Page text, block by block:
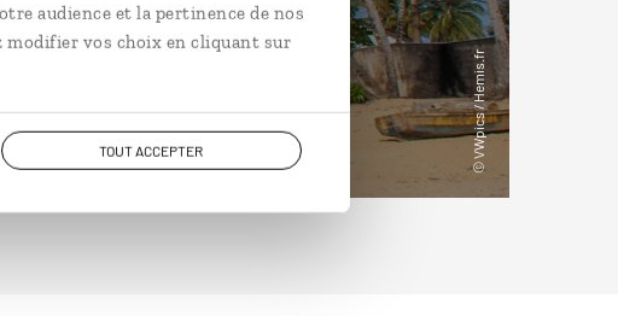
audience et la pertinence de nos
modifier vos choix en cliquant sur
TOUT ACCEPTER